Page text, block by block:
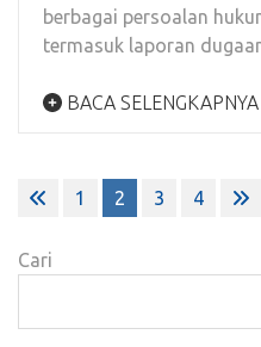
berbagai persoalan
termasuk laporan
BACA SELENGKAPNYA
Paginasi
1 2 3 4
Cari